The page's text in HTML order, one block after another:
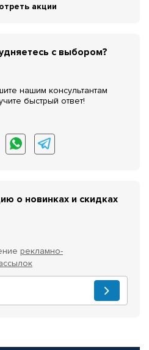
акции
с выбором?
нашим консультантам
быстрый ответ!
о новинках и скидках
рекламно-